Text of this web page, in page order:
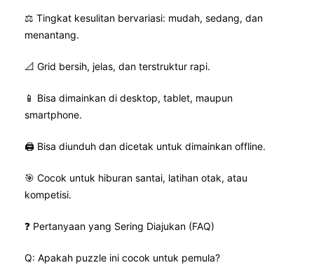
⚖️ Tingkat kesulitan bervariasi: mudah, sedang, dan
menantang.
📐 Grid bersih, jelas, dan terstruktur rapi.
📱 Bisa dimainkan di desktop, tablet, maupun
smartphone.
🖨️ Bisa diunduh dan dicetak untuk dimainkan offline.
🎯 Cocok untuk hiburan santai, latihan otak, atau
kompetisi.
❓ Pertanyaan yang Sering Diajukan (FAQ)
Q: Apakah puzzle ini cocok untuk pemula?